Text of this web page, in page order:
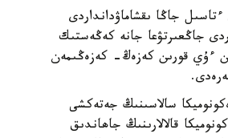
جاڭا ىقشاماۋدانداردى
جاڭعىرتۋعا جانە كەڭەستىك
ءۇي قورىن كەزەڭ- كەزەڭىمەن
سالاسىنىڭ جەتەكشى
قالالارىنىڭ جاھاندىق